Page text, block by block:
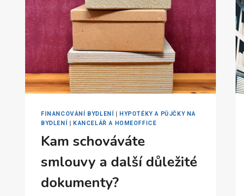
FINANCOVÁNÍ BYDLENÍ
HYPOTÉKY A PŮJČKY NA
BYDLENÍ
KANCELÁŘ A HOMEOFFICE
Kam schováváte
smlouvy a další důležité
dokumenty?